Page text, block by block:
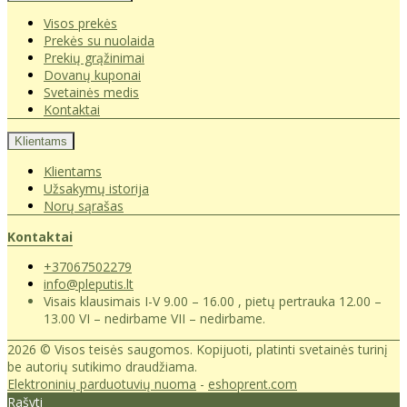
Visos prekės
Prekės su nuolaida
Prekių grąžinimai
Dovanų kuponai
Svetainės medis
Kontaktai
Klientams
Klientams
Užsakymų istorija
Norų sąrašas
Kontaktai
+37067502279
info@pleputis.lt
Visais klausimais I-V 9.00 – 16.00 , pietų pertrauka 12.00 –
13.00 VI – nedirbame VII – nedirbame.
2026 © Visos teisės saugomos. Kopijuoti, platinti svetainės turinį
be autorių sutikimo draudžiama.
Elektroninių parduotuvių nuoma - eshoprent.com
Rašyti